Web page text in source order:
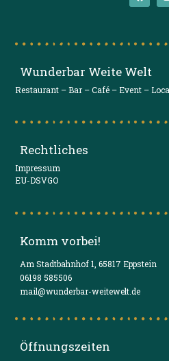
Wunderbar Weite Welt
Restaurant – Bar – Café – Event –
Rechtliches
Impressum
EU-DSVGO
Komm vorbei!
Am Stadtbahnhof 1, 65817 Eppstein
06198 585506
mail@wunderbar-weitewelt.de
Öffnungszeiten